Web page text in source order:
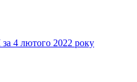
4 лютого 2022 року